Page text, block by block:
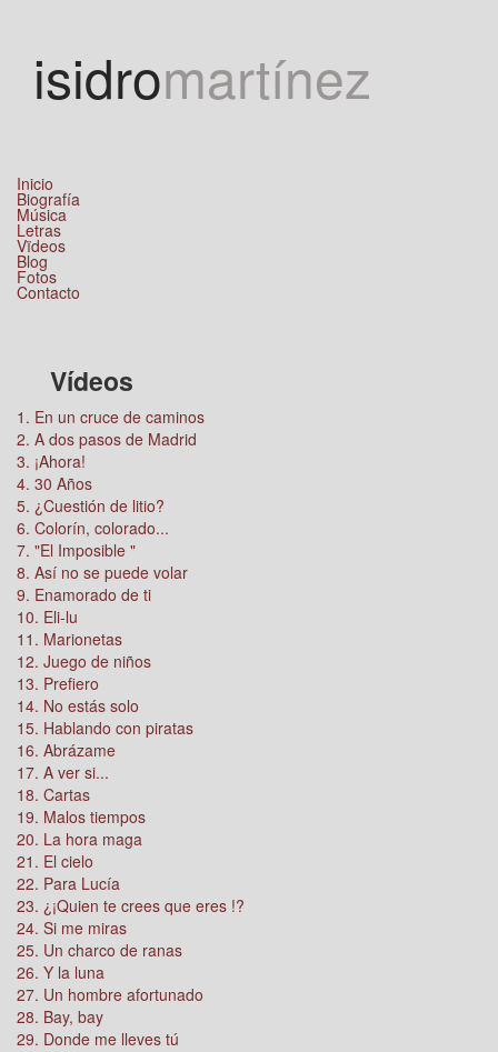
isidromartínez
Inicio
Biografía
Música
Letras
Vïdeos
Blog
Fotos
Contacto
Vídeos
1. En un cruce de caminos
2. A dos pasos de Madrid
3. ¡Ahora!
4. 30 Años
5. ¿Cuestión de litio?
6. Colorín, colorado...
7. "El Imposible "
8. Así no se puede volar
9. Enamorado de ti
10. Eli-lu
11. Marionetas
12. Juego de niños
13. Prefiero
14. No estás solo
15. Hablando con piratas
16. Abrázame
17. A ver si...
18. Cartas
19. Malos tiempos
20. La hora maga
21. El cielo
22. Para Lucía
23. ¿¡Quien te crees que eres !?
24. Si me miras
25. Un charco de ranas
26. Y la luna
27. Un hombre afortunado
28. Bay, bay
29. Donde me lleves tú